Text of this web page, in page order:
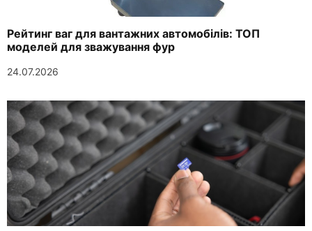
Рейтинг ваг для вантажних автомобілів: ТОП
моделей для зважування фур
24.07.2026